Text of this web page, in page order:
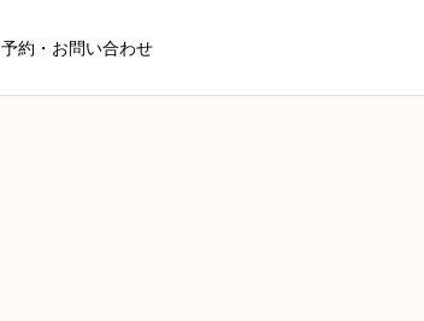
予約・お問い合わせ